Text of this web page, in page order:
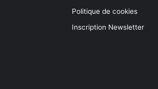
Politique de cookies
Inscription Newsletter